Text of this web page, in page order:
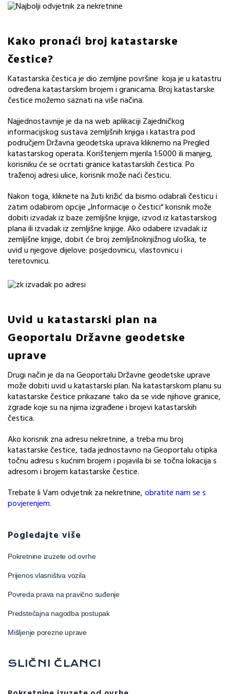
Kako pronaći broj katastarske
čestice?
Katastarska čestica je dio zemljine površine koja je u katastru
određena katastarskim brojem i granicama. Broj katastarske
čestice možemo saznati na više načina.
Najjednostavnije je da na web aplikaciji Zajedničkog
informacijskog sustava zemljišnih knjiga i katastra pod
područjem Državna geodetska uprava kliknemo na Pregled
katastarskog operata. Korištenjem mjerila 1:5000 ili manjeg,
korisniku će se ocrtati granice katastarskih čestica. Po
traženoj adresi ulice, korisnik može naći česticu.
Nakon toga, kliknete na žuti križić da bismo odabrali česticu i
zatim odabirom opcije „Informacije o čestici“ korisnik može
dobiti izvadak iz baze zemljišne knjige, izvod iz katastarskog
plana ili izvadak iz zemljišne knjige. Ako odabere izvadak iz
zemljišne knjige, dobit će broj zemljišnoknjižnog uloška, te
uvid u njegove dijelove: posjedovnicu, vlastovnicu i
teretovnicu.
Uvid u katastarski plan na
Geoportalu Državne geodetske
uprave
Drugi način je da na Geoportalu Državne geodetske uprave
može dobiti uvid u katastarski plan. Na katastarskom planu su
katastarske čestice prikazane tako da se vide njihove granice,
zgrade koje su na njima izgrađene i brojevi katastarskih
čestica.
Ako korisnik zna adresu nekretnine, a treba mu broj
katastarske čestice, tada jednostavno na Geoportalu otipka
točnu adresu s kućnim brojem i pojavila bi se točna lokacija s
adresom i brojem katastarske čestice.
Trebate li Vam odvjetnik za nekretnine,obratite nam se s
povjerenjem.
Pogledajte više
Pokretnine izuzete od ovrhe
Prijenos vlasništva vozila
Povreda prava na pravično suđenje
Predstečajna nagodba postupak
Mišljenje porezne uprave
SLIČNI ČLANCI